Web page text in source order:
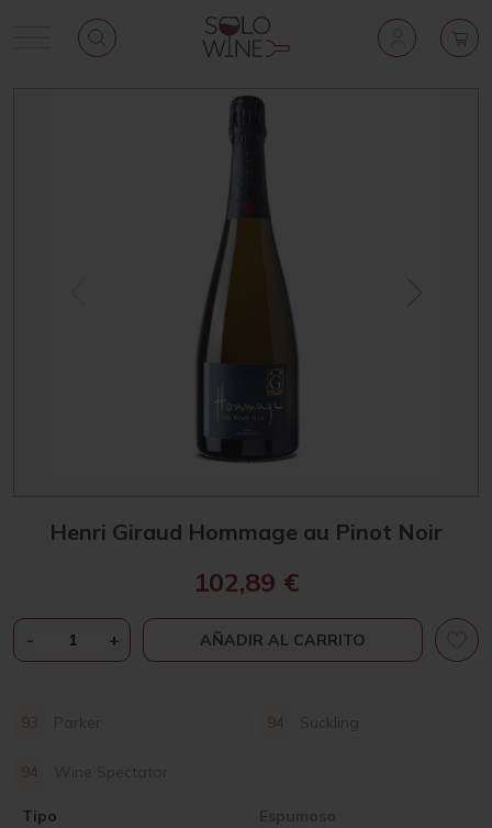
Henri Giraud Hommage au Pinot Noir
Parker Suckling
Wine Spectator
Tipo Espumoso
102,89 €
-HENRI
GIRAUD
PINOT
CANTIDAD
+ AÑADIR AL CARRITO